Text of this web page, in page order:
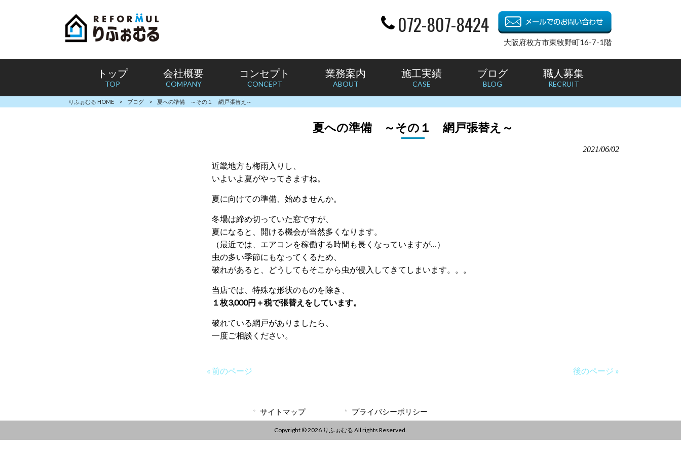
072-807-8424
大阪府枚方市東牧野町16-7-1階
トップ
TOP
会社概要
COMPANY
コンセプト
CONCEPT
業務案内
ABOUT
施工実績
CASE
ブログ
BLOG
職人募集
RECRUIT
りふぉむる HOME > ブログ > 夏への準備 ～その１ 網戸張替え～
夏への準備 ～その１ 網戸張替え～
2021/06/02
近畿地方も梅雨入りし、
いよいよ夏がやってきますね。
夏に向けての準備、始めませんか。
冬場は締め切っていた窓ですが、
夏になると、開ける機会が当然多くなります。
（最近では、エアコンを稼働する時間も長くなっていますが…）
虫の多い季節にもなってくるため、
破れがあると、どうしてもそこから虫が侵入してきてしまいます。。。
当店では、特殊な形状のものを除き、
１枚3,000円＋税で張替えをしています。
破れている網戸がありましたら、
一度ご相談ください。
« 前のページ 後のページ »
サイトマップ プライバシーポリシー
Copyright © 2026 りふぉむる All rights Reserved.